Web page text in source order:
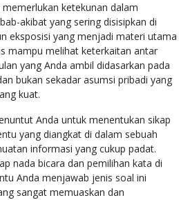
ketekunan dalam
akibat yang sering disisipkan di
eksposisi yang menjadi materi utama
mampu melihat keterkaitan antar
yang Anda ambil didasarkan pada
bukan sekadar asumsi pribadi yang
kuat.
Anda untuk menentukan sikap
yang diangkat di dalam sebuah
informasi yang cukup padat.
nada bicara dan pemilihan kata di
Anda menjawab jenis soal ini
sangat memuaskan dan